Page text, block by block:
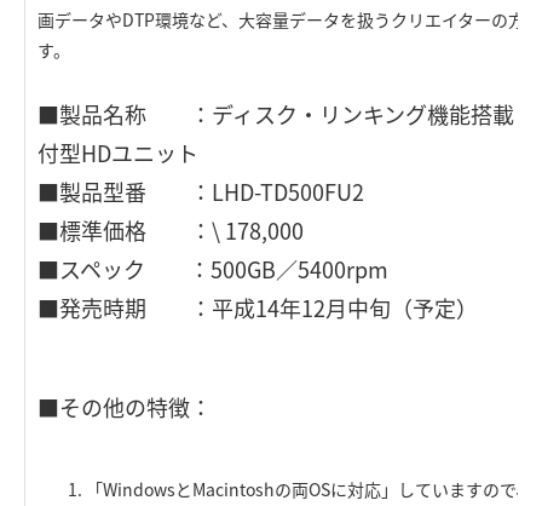
画データやDTP環境など、大容量データを扱うクリエイターの方
す。
■製品名称 ：ディスク・リンキング機能搭載
付型HDユニット
■製品型番 ：LHD-TD500FU2
■標準価格 ：\ 178,000
■スペック ：500GB／5400rpm
■発売時期 ：平成14年12月中旬（予定）
■その他の特徴：
「WindowsとMacintoshの両OSに対応」していますので